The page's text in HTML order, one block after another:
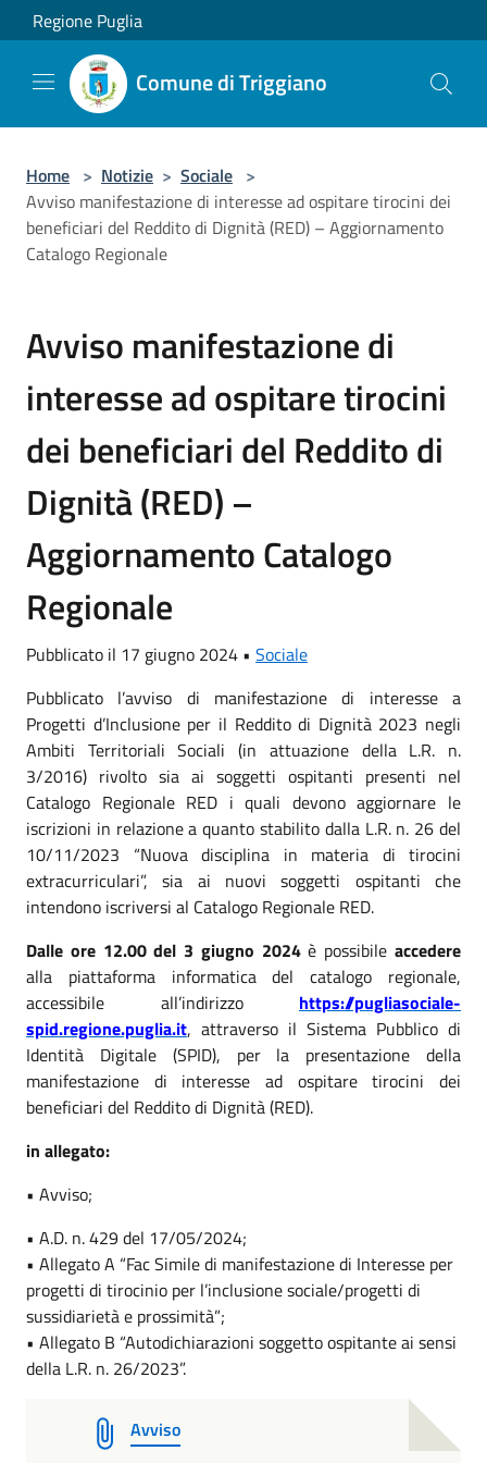
Salta al contenuto principale
Regione Puglia
Comune di Triggiano
Home > Notizie > Sociale >
Avviso manifestazione di interesse ad ospitare tirocini dei
beneficiari del Reddito di Dignità (RED) – Aggiornamento
Catalogo Regionale
Avviso manifestazione di
interesse ad ospitare tirocini
dei beneficiari del Reddito di
Dignità (RED) –
Aggiornamento Catalogo
Regionale
Pubblicato il 17 giugno 2024 • Sociale
Pubblicato l’avviso di manifestazione di interesse a
Progetti d’Inclusione per il Reddito di Dignità 2023 negli
Ambiti Territoriali Sociali (in attuazione della L.R. n.
3/2016) rivolto sia ai soggetti ospitanti presenti nel
Catalogo Regionale RED i quali devono aggiornare le
iscrizioni in relazione a quanto stabilito dalla L.R. n. 26 del
10/11/2023 “Nuova disciplina in materia di tirocini
extracurriculari”, sia ai nuovi soggetti ospitanti che
intendono iscriversi al Catalogo Regionale RED.
Dalle ore 12.00 del 3 giugno 2024è possibileaccedere
alla piattaforma informatica del catalogo regionale,
accessibile all’indirizzo https://pugliasociale-
spid.regione.puglia.it, attraverso il Sistema Pubblico di
Identità Digitale (SPID), per la presentazione della
manifestazione di interesse ad ospitare tirocini dei
beneficiari del Reddito di Dignità (RED).
in allegato:
• Avviso;
• A.D. n. 429 del 17/05/2024;
• Allegato A “Fac Simile di manifestazione di Interesse per
progetti di tirocinio per l’inclusione sociale/progetti di
sussidiarietà e prossimità”;
• Allegato B “Autodichiarazioni soggetto ospitante ai sensi
della L.R. n. 26/2023”.
Avviso